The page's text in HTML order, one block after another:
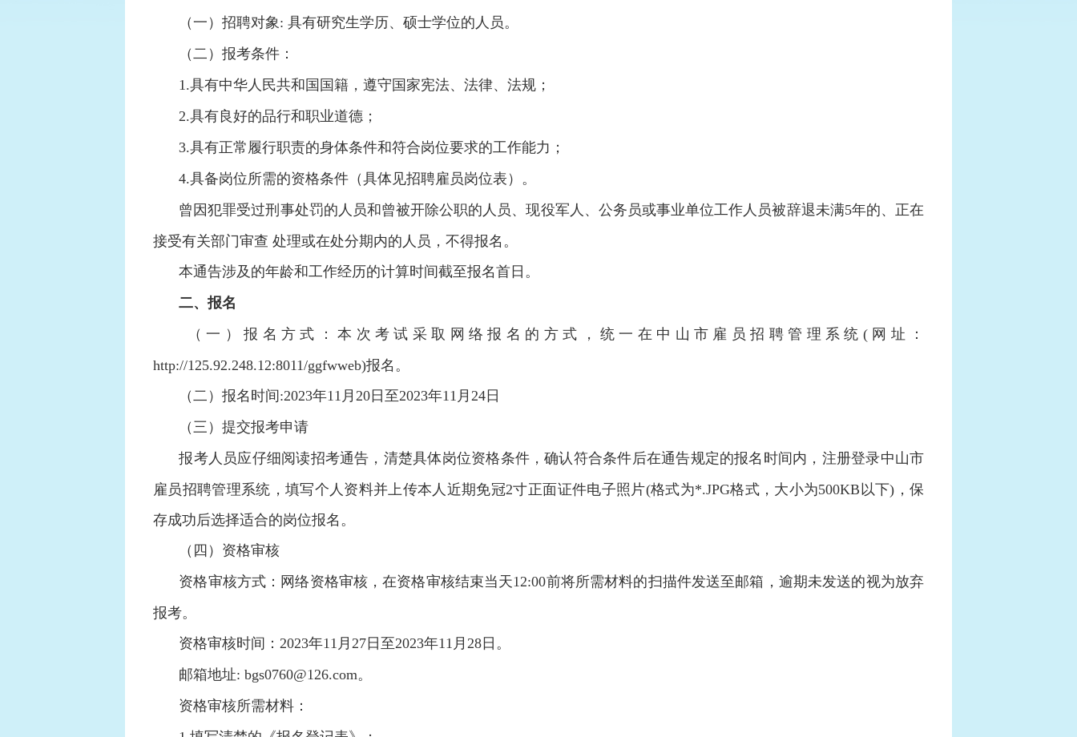
（一）招聘对象: 具有研究生学历、硕士学位的人员。
（二）报考条件：
1.具有中华人民共和国国籍，遵守国家宪法、法律、法规；
2.具有良好的品行和职业道德；
3.具有正常履行职责的身体条件和符合岗位要求的工作能力；
4.具备岗位所需的资格条件（具体见招聘雇员岗位表）。
曾因犯罪受过刑事处罚的人员和曾被开除公职的人员、现役军人、公务员或事业单位工作人员被辞退未满5年的、正在
接受有关部门审查 处理或在处分期内的人员，不得报名。
本通告涉及的年龄和工作经历的计算时间截至报名首日。
二、报名
（一）报名方式：本次考试采取网络报名的方式，统一在中山市雇员招聘管理系统(网址：
http://125.92.248.12:8011/ggfwweb)报名。
（二）报名时间:2023年11月20日至2023年11月24日
（三）提交报考申请
报考人员应仔细阅读招考通告，清楚具体岗位资格条件，确认符合条件后在通告规定的报名时间内，注册登录中山市
雇员招聘管理系统，填写个人资料并上传本人近期免冠2寸正面证件电子照片(格式为*.JPG格式，大小为500KB以下)，保
存成功后选择适合的岗位报名。
（四）资格审核
资格审核方式：网络资格审核，在资格审核结束当天12:00前将所需材料的扫描件发送至邮箱，逾期未发送的视为放弃
报考。
资格审核时间：2023年11月27日至2023年11月28日。
邮箱地址: bgs0760@126.com。
资格审核所需材料：